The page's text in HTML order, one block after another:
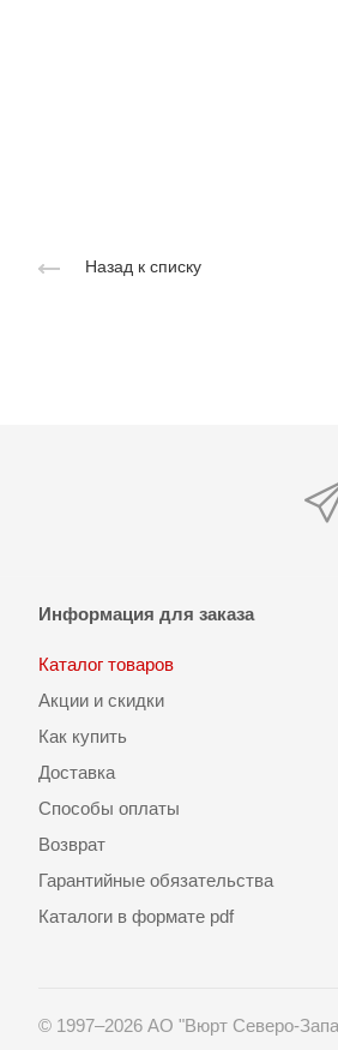
Назад к списку
Информация для заказа
Каталог товаров
Акции и скидки
Как купить
Доставка
Способы оплаты
Возврат
Гарантийные обязательства
Каталоги в формате pdf
© 1997–2026 АО "Вюрт Северо-